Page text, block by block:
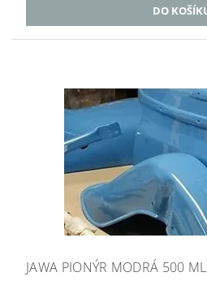
JAWA PIONÝR MODRÁ 500 ML